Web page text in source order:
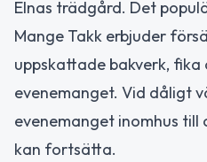
Elnas trädgård. Det
Mange Takk erbjuder
uppskattade bakverk,
evenemanget. Vid dåligt
evenemanget inomhus till
kan fortsätta.